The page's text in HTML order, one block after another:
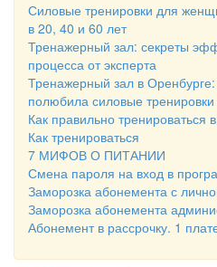
Силовые тренировки для
в 20, 40 и 60 лет
Тренажерный зал: секреты
процесса от эксперта
Тренажерный зал в
полюбила силовые тренировки
Как правильно тренироваться
Как тренироваться
7 МИФОВ О ПИТАНИИ
Смена пароля на вход в
Заморозка абонемента с
Заморозка абонемента
Абонемент в рассрочку. 1